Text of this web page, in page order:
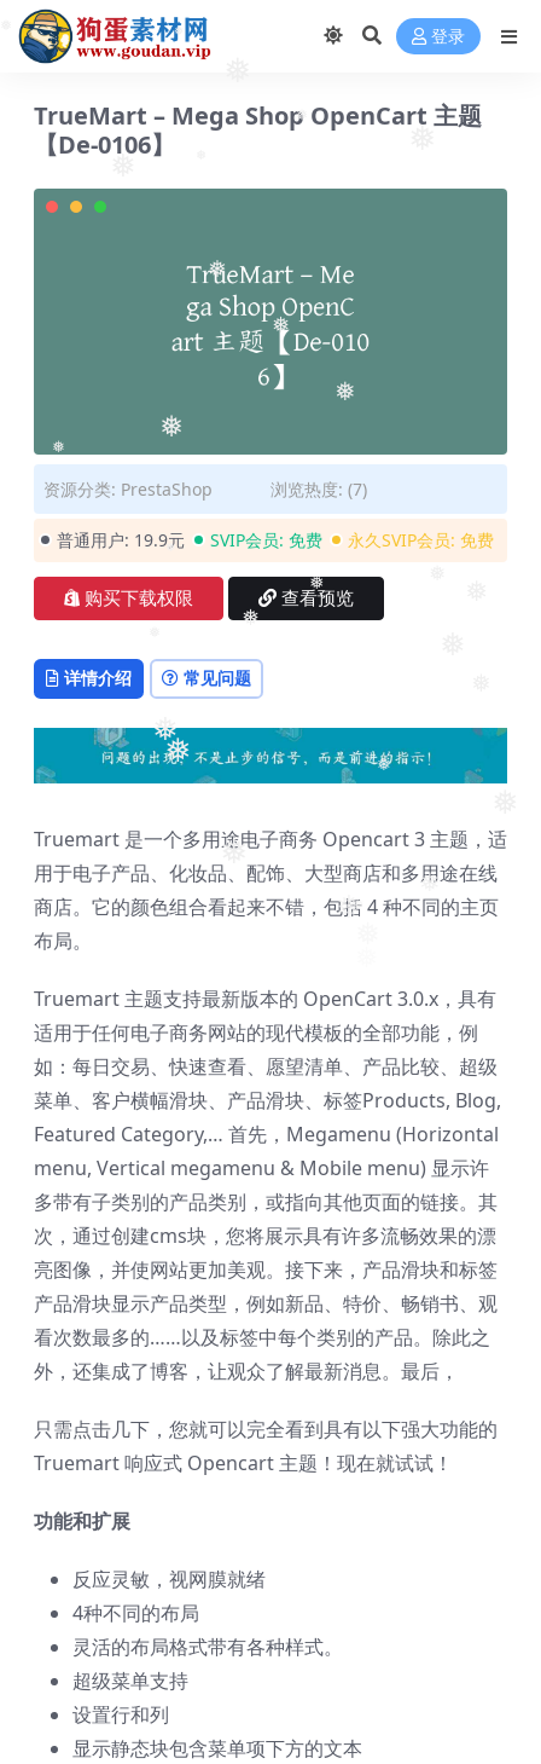
❅
❅
❅
❅
❅
❅
❅
❅
❅
❅
❅
❅
❅
❅
❅
❅
登录
TrueMart – Mega Shop OpenCart 主题
【De-0106】
资源分类: PrestaShop 浏览热度: (7)
普通用户: 19.9元 SVIP会员: 免费 永久SVIP会员: 免费
购买下载权限 查看预览
详情介绍 常见问题
Truemart 是一个多用途电子商务 Opencart 3 主题，适
用于电子产品、化妆品、配饰、大型商店和多用途在线
商店。它的颜色组合看起来不错，包括 4 种不同的主页
布局。
Truemart 主题支持最新版本的 OpenCart 3.0.x，具有
适用于任何电子商务网站的现代模板的全部功能，例
如：每日交易、快速查看、愿望清单、产品比较、超级
菜单、客户横幅滑块、产品滑块、标签Products, Blog,
Featured Category,… 首先，Megamenu (Horizo​​ntal
menu, Vertical megamenu & Mobile menu) 显示许
多带有子类别的产品类别，或指向其他页面的链接。其
次，通过创建cms块，您将展示具有许多流畅效果的漂
亮图像，并使网站更加美观。接下来，产品滑块和标签
产品滑块显示产品类型，例如新品、特价、畅销书、观
看次数最多的……以及标签中每个类别的产品。除此之
外，还集成了博客，让观众了解最新消息。最后，
只需点击几下，您就可以完全看到具有以下强大功能的
Truemart 响应式 Opencart 主题！现在就试试！
功能和扩展
反应灵敏，视网膜就绪
4种不同的布局
灵活的布局格式带有各种样式。
超级菜单支持
设置行和列
显示静态块包含菜单项下方的文本